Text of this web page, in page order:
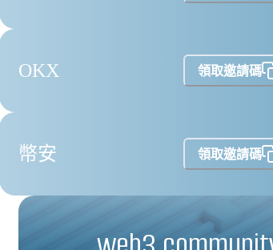
OKX 領取邀請碼
幣安 領取邀請碼